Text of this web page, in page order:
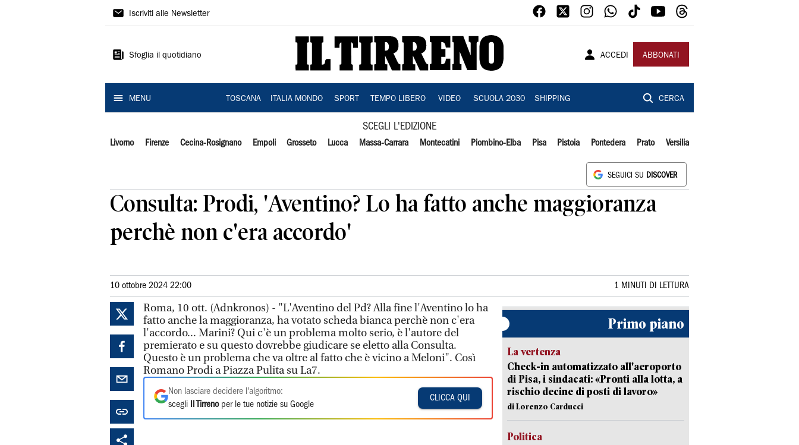
Il
Iscriviti alle Newsletter
Sfoglia il quotidiano ACCEDI ABBONATI
MENU TOSCANA ITALIA MONDO SPORT TEMPO LIBERO VIDEO SCUOLA 2030 SHIPPING CERCA
SCEGLI L'EDIZIONE
Livorno Firenze Cecina-Rosignano Empoli Grosseto Lucca Massa-Carrara Montecatini Piombino-Elba Pisa Pistoia Pontedera Prato Versilia
SEGUICI SU DISCOVER
Consulta: Prodi, 'Aventino? Lo ha fatto anche maggioranza
perchè non c'era accordo'
10 ottobre 2024 22:00 1 MINUTI DI LETTURA
Roma, 10 ott. (Adnkronos) - "L'Aventino del Pd? Alla fine l'Aventino lo ha
fatto anche la maggioranza, ha votato scheda bianca perchè non c'era
l'accordo... Marini? Qui c'è un problema molto serio, è l'autore del
premierato e su questo dovrebbe giudicare se eletto alla Consulta.
Questo è un problema che va oltre al fatto che è vicino a Meloni". Così
Romano Prodi a Piazza Pulita su La7.
Non lasciare decidere l'algoritmo:
scegli
Il Tirrenoper le tue notizie su Google
CLICCA QUI
Primo piano
La vertenza
Check-in automatizzato all'aeroporto
di Pisa, i sindacati: «Pronti alla lotta, a
rischio decine di posti di lavoro»
di Lorenzo Carducci
Politica